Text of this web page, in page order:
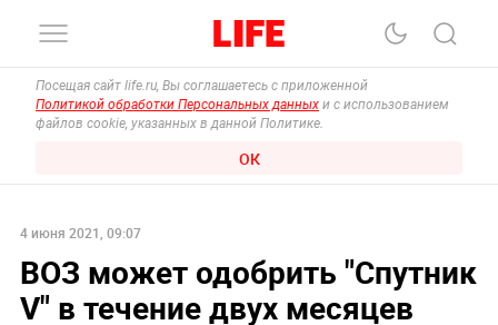
Посещая сайт life.ru, Вы соглашаетесь с приложенной
Политикой обработки Персональных данных и с использованием
файлов cookie, указанных в данной Политике.
ОК
4 июня 2021, 09:07
ВОЗ может одобрить "Спутник
V" в течение двух месяцев